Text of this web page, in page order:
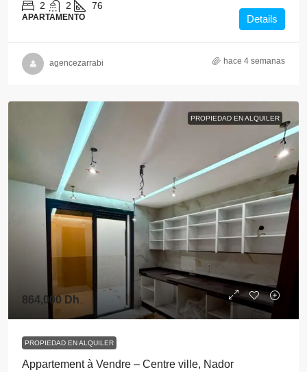
2 2 76
APARTAMENTO Details
agencezarrabi hace 4 semanas
PROPIEDAD EN ALQUILER
864,000 Dh
PROPIEDAD EN ALQUILER
Appartement à Vendre – Centre ville, Nador